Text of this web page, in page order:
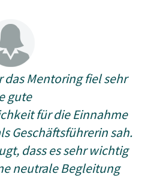
das Mentoring fiel sehr
gute
für die Einnahme
Geschäftsführerin sah.
dass es sehr wichtig
neutrale Begleitung